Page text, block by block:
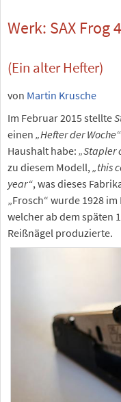
Werk: SAX Frog
(Ein alter Hefter)
von Martin Krusche
Im Februar 2015 stellte
einen „Hefter der Woche“
Haushalt habe: „Stapler
zu diesem Modell,„this
year“, was dieses
„Frosch“ wurde 1928
welcher ab dem späten
Reißnägel produzierte.